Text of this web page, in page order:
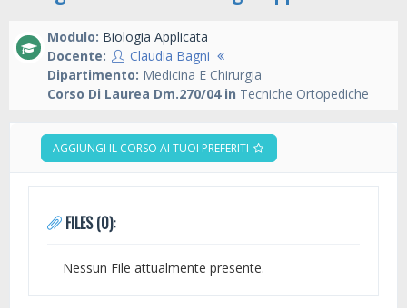
Modulo: Biologia Applicata
Docente:
Claudia Bagni
Dipartimento: Medicina E Chirurgia
Corso Di Laurea Dm.270/04 in Tecniche Ortopediche
AGGIUNGI IL CORSO AI TUOI PREFERITI
FILES (0):
Nessun File attualmente presente.